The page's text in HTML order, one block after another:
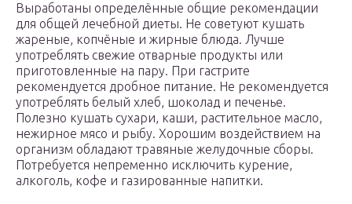
Выработаны определённые общие рекомендации
для общей лечебной диеты. Не советуют кушать
жареные, копчёные и жирные блюда. Лучше
употреблять свежие отварные продукты или
приготовленные на пару. При гастрите
рекомендуется дробное питание. Не рекомендуется
употреблять белый хлеб, шоколад и печенье.
Полезно кушать сухари, каши, растительное масло,
нежирное мясо и рыбу. Хорошим воздействием на
организм обладают травяные желудочные сборы.
Потребуется непременно исключить курение,
алкоголь, кофе и газированные напитки.